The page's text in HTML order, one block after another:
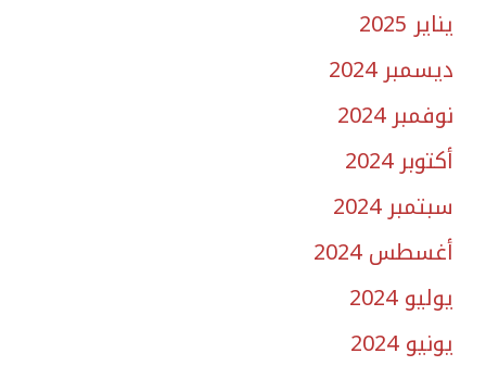
يناير 2025
ديسمبر 2024
نوفمبر 2024
أكتوبر 2024
سبتمبر 2024
أغسطس 2024
يوليو 2024
يونيو 2024